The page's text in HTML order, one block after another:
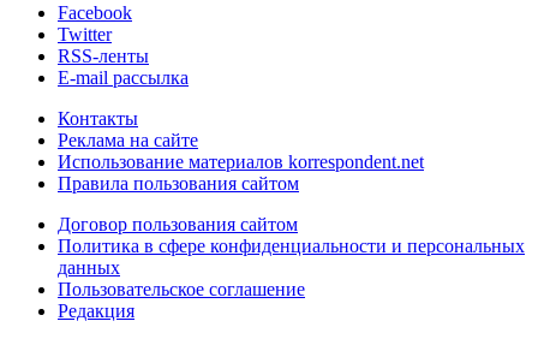
Facebook
Twitter
RSS-ленты
E-mail рассылка
Контакты
Реклама на сайте
Использование материалов korrespondent.net
Правила пользования сайтом
Договор пользования сайтом
Политика в сфере конфиденциальности и персональных
данных
Пользовательское соглашение
Редакция